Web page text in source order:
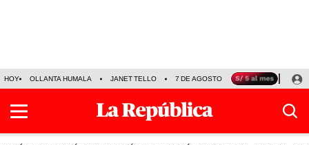
HOY OLLANTA HUMALA JANET TELLO 7 DE AGOSTO TINKA RESULTADOS